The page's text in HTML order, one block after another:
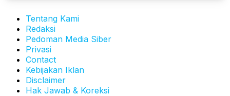
Tentang Kami
Redaksi
Pedoman Media Siber
Privasi
Contact
Kebijakan Iklan
Disclaimer
Hak Jawab & Koreksi